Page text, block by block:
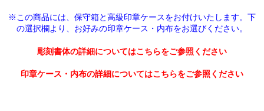
※この商品には、保守箱と高級印章ケースをお付けいたします。下
の選択欄より、 お好みの印章ケース・内布をお選びください。
彫刻書体の詳細についてはこちらをご参照ください
印章ケース・内布の詳細についてはこちらをご参照ください